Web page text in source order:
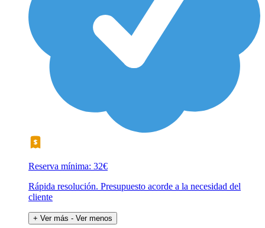
Reserva mínima: 32€
Rápida resolución. Presupuesto acorde a la necesidad del
cliente
+ Ver más - Ver menos